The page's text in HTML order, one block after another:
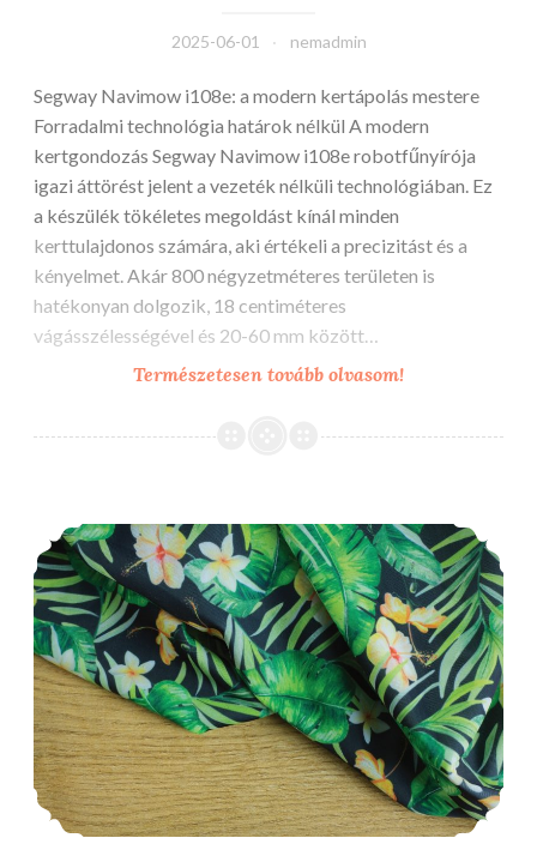
2025-06-01 nemadmin
Segway Navimow i108e: a modern kertápolás mestere
Forradalmi technológia határok nélkül A modern
kertgondozás Segway Navimow i108e robotfűnyírója
igazi áttörést jelent a vezeték nélküli technológiában. Ez
a készülék tökéletes megoldást kínál minden
kerttulajdonos számára, aki értékeli a precizitást és a
kényelmet. Akár 800 négyzetméteres területen is
hatékonyan dolgozik, 18 centiméteres
vágásszélességével és 20-60 mm között…
Természetesen tovább olvasom!Segway
i108e
vezeték
nélkül
Fürdőruha anyag és egyedi textil nyomtatás